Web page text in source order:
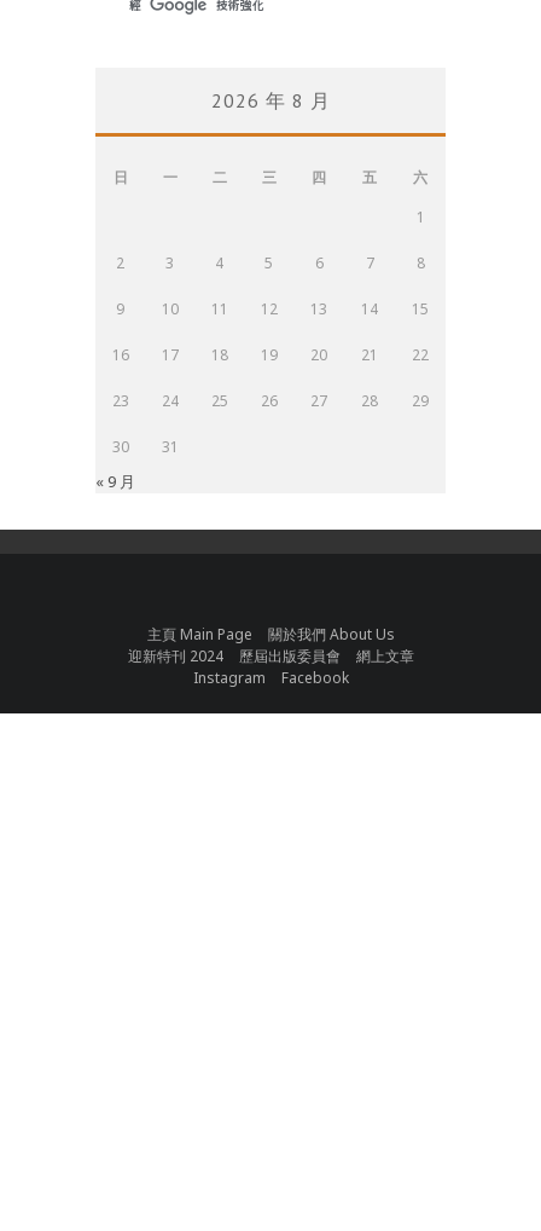
2026 年 8 月
日 一 二 三 四 五
六
1
2 3 4 5 6 7 8
9 10 11 12 13 14 15
16 17 18 19 20 21 22
23 24 25 26 27 28 29
30 31
« 9 月
主頁 Main Page
關於我們 About Us
迎新特刊 2024
歷屆出版委員會
網上文章
Instagram
Facebook